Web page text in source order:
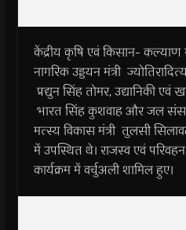
केंद्रीय कृषि एवं किसान- कल्याण
नागरिक उड्डयन मंत्री
प्रद्युन सिंह तोमर, उद्यानिकी एवं
भारत सिंह कुशवाह और जल
मत्स्य विकास मंत्री तुलसी
में उपस्थित थे। राजस्व एवं
कार्यक्रम में वर्चुअली शामिल हुए।